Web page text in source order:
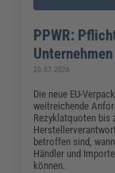
PPWR:
Unternehmen
20.07.2026
Die neue EU-
weitreichende
Rezyklatquoten bis
betroffen sind,
Händler und
können.